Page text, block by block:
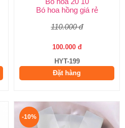
Bó hoa hồng giá rẻ
110.000 đ
100.000 đ
HYT-199
Đặt hàng
-10%